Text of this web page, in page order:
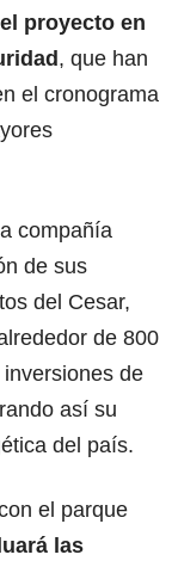
proyecto en
, que han
el cronograma
compañía
de sus
del Cesar,
de 800
de
así su
del país.
el parque
las